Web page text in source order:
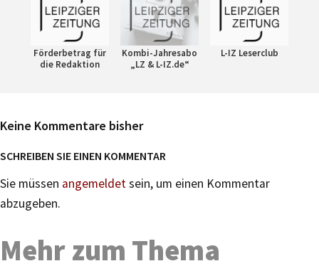
Förderbetrag für
die Redaktion
Kombi-Jahresabo
„LZ & L-IZ.de“
L-IZ Leserclub
Keine Kommentare bisher
SCHREIBEN SIE EINEN KOMMENTAR
Sie müssen angemeldetsein, um einen Kommentar
abzugeben.
Mehr zum Thema